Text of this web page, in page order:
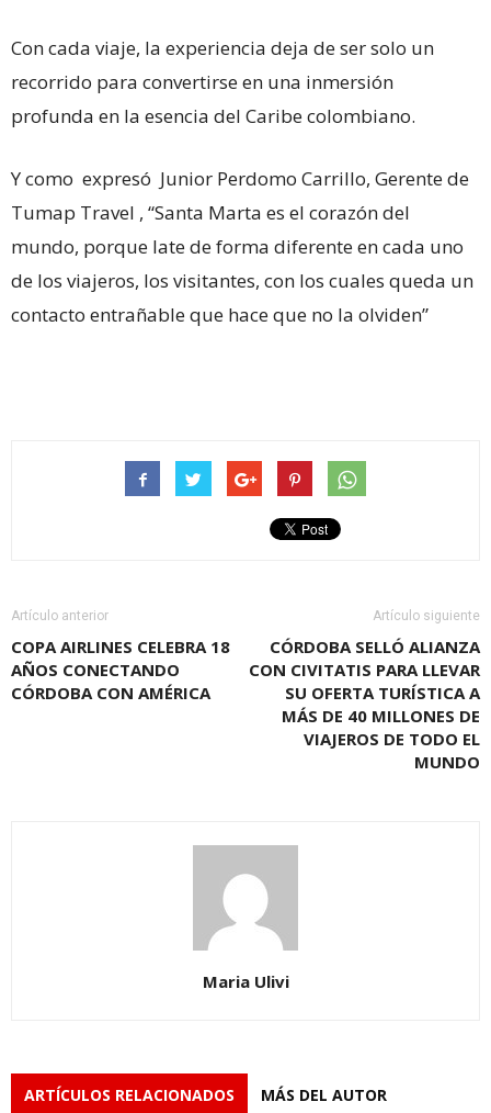
Con cada viaje, la experiencia deja de ser solo un
recorrido para convertirse en una inmersión
profunda en la esencia del Caribe colombiano.
Y como expresó Junior Perdomo Carrillo, Gerente de
Tumap Travel , “Santa Marta es el corazón del
mundo, porque late de forma diferente en cada uno
de los viajeros, los visitantes, con los cuales queda un
contacto entrañable que hace que no la olviden”
Artículo anterior
COPA AIRLINES CELEBRA 18
AÑOS CONECTANDO
CÓRDOBA CON AMÉRICA
Artículo siguiente
CÓRDOBA SELLÓ ALIANZA
CON CIVITATIS PARA LLEVAR
SU OFERTA TURÍSTICA A
MÁS DE 40 MILLONES DE
VIAJEROS DE TODO EL
MUNDO
Maria Ulivi
ARTÍCULOS RELACIONADOS MÁS DEL AUTOR